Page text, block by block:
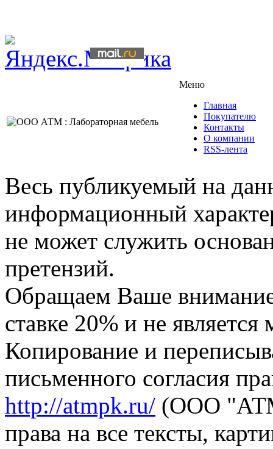
Меню
Главная
Покупателю
Контакты
О компании
RSS-лента
Весь публикуемый на
информационный
не может служить
претензий.
Обращаем Ваше
ставке 20% и не
Копирование и
письменного согласия
http://atmpk.ru/ (ООО
права на все тексты,